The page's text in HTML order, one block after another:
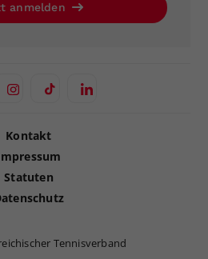
anmelden
Kontakt
Statuten
Tennisverband